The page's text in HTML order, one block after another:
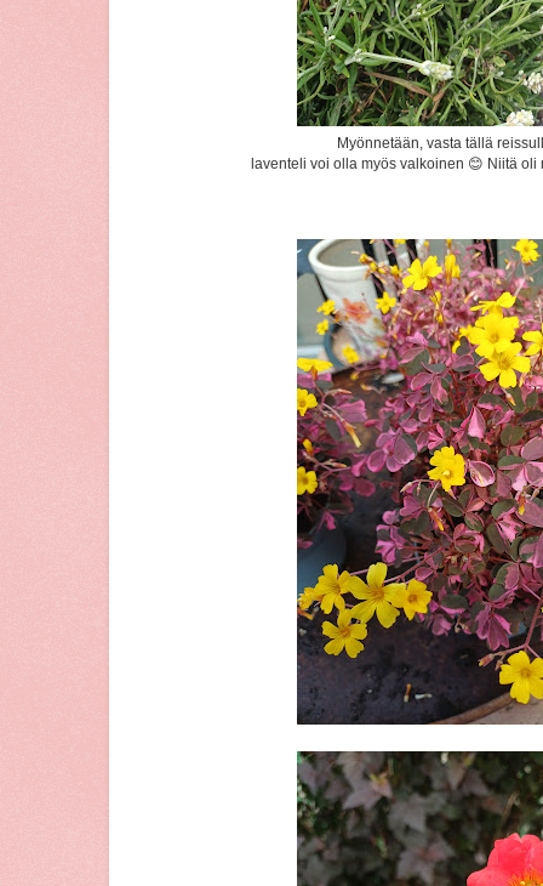
Myönnetään, vasta tällä
laventeli voi olla myös valkoinen 😊 Niitä oli